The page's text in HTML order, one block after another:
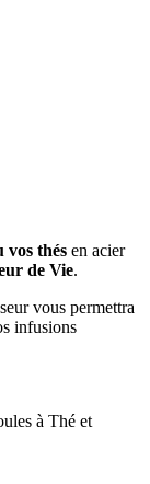
vos thés en acier
de Vie.
vous permettra
infusions